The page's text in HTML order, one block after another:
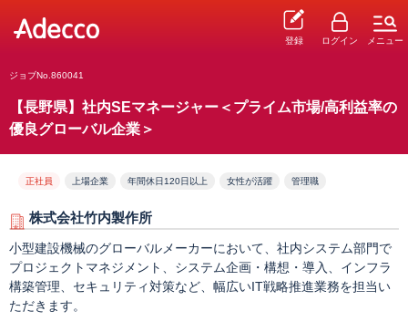
登録 ログイン メニュー
ジョブNo.860041
【長野県】社内SEマネージャー＜プライム市場/高利益率の
優良グローバル企業＞
正社員 上場企業 年間休日120日以上 女性が活躍 管理職
株式会社竹内製作所
小型建設機械のグローバルメーカーにおいて、社内システム部門で
プロジェクトマネジメント、システム企画・構想・導入、インフラ
構築管理、セキュリティ対策など、幅広いIT戦略推進業務を担当い
ただきます。